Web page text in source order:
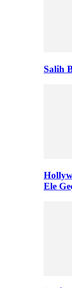
Salih
Ele